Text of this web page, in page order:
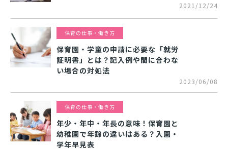
2021/12/24
保育の仕事・働き方
保育園・学童の申請に必要な「就労
証明書」とは？記入例や間に合わな
い場合の対処法
2023/06/08
保育の仕事・働き方
年少・年中・年長の意味！保育園と
幼稚園で年齢の違いはある？入園・
学年早見表